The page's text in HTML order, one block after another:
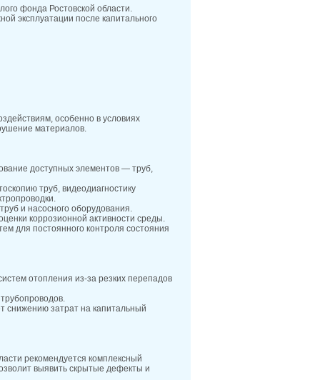
фонда Ростовской области.
эксплуатации после капитального
особенно в условиях
материалов.
доступных элементов — труб,
труб, видеодиагностику
и насосного оборудования.
коррозионной активности среды.
для постоянного контроля состояния
отопления из-за резких перепадов
снижению затрат на капитальный
рекомендуется комплексный
выявить скрытые дефекты и